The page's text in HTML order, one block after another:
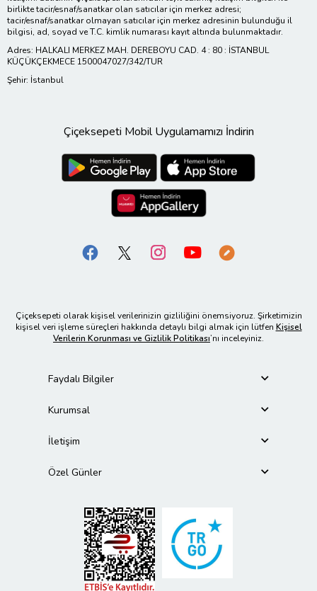
birlikte tacir/esnaf/sanatkar olan satıcılar için merkez adresi;
tacir/esnaf/sanatkar olmayan satıcılar için merkez adresinin bulunduğu il
bilgisi, ad, soyad ve T.C. kimlik numarası kayıt altında bulunmaktadır.
Adres: HALKALI MERKEZ MAH. DEREBOYU CAD. 4 : 80 : İSTANBUL
KÜÇÜKÇEKMECE 1500047027/342/TUR
Şehir: İstanbul
Çiçeksepeti Mobil Uygulamamızı İndirin
Çiçeksepeti olarak kişisel verilerinizin gizliliğini önemsiyoruz. Şirketimizin
kişisel veri işleme süreçleri hakkında detaylı bilgi almak için lütfen Kişisel
Verilerin Korunması ve Gizlilik Politikası’nı inceleyiniz.
Faydalı Bilgiler
Kurumsal
İletişim
Özel Günler